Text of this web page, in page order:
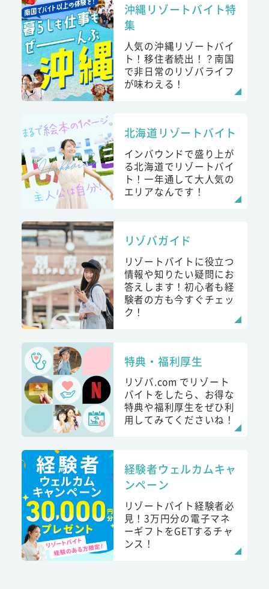
沖縄リゾートバイト特
集
人気の沖縄リゾートバイ
ト！移住者続出！？南国
で非日常のリゾバライフ
が味わえる！
北海道リゾートバイト
インバウンドで盛り上が
る北海道でリゾートバイ
ト！一年通して大人気の
エリアなんです！
リゾバガイド
リゾートバイトに役立つ
情報や知りたい疑問にお
答えします！初心者も経
験者の方も今すぐチェッ
ク！
特典・福利厚生
リゾバ.com でリゾート
バイトをしたら、お得な
特典や福利厚生をぜひ利
用してみてくださいね！
経験者ウェルカムキャ
ンペーン
リゾートバイト経験者必
見！3万円分の電子マネ
ーギフトをGETするチャ
ンス！